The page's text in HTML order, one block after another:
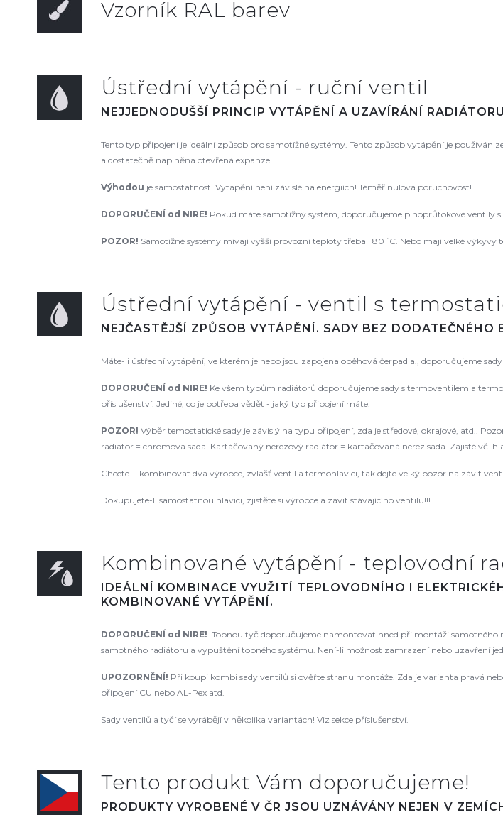
Vzorník RAL barev
Ústřední vytápění - ruční ventil
NEJJEDNODUŠŠÍ PRINCIP VYTÁPĚNÍ A UZAVÍRÁNÍ
Tento typ připojení je ideální způsob pro samotížné systémy. Tento způsob vytápění je
a dostatečně naplněná otevřená expanze.
Výhodou je samostatnost. Vytápění není závislé na energiích! Téměř nulová poruchovost!
DOPORUČENÍ od NIRE! Pokud máte samotížný systém, doporučujeme plnoprůtokové ventily
POZOR! Samotížné systémy mívají vyšší provozní teploty třeba i 80´C. Nebo mají velké výkyvy
Ústřední vytápění - ventil s
NEJČASTĚJŠÍ ZPŮSOB VYTÁPĚNÍ. SADY BEZ DODATEČNÉHO
Máte-li ústřední vytápění, ve kterém je nebo jsou zapojena oběhová čerpadla., doporučujeme
DOPORUČENÍ od NIRE! Ke všem typům radiátorů doporučujeme sady s termoventilem a
příslušenství. Jediné, co je potřeba vědět - jaký typ připojení máte.
POZOR! Výběr temostatické sady je závislý na typu připojení, zda je středové, okrajové, atd..
radiátor = chromová sada. Kartáčovaný nerezový radiátor = kartáčovaná nerez sada. Zajisté vč.
Chcete-li kombinovat dva výrobce, zvlášť ventil a termohlavici, tak dejte velký pozor na závit
Dokupujete-li samostatnou hlavici, zjistěte si výrobce a závit stávajícího ventilu!!!
Kombinované vytápění - teplovodní
IDEÁLNÍ KOMBINACE VYUŽITÍ TEPLOVODNÍHO I
KOMBINOVANÉ VYTÁPĚNÍ.
DOPORUČENÍ od NIRE! Topnou tyč doporučujeme namontovat hned při montáži samotného
samotného radiátoru a vypuštění topného systému. Není-li možnost zamrazení nebo uzavření
UPOZORNĚNÍ! Při koupi kombi sady ventilů si ověřte stranu montáže. Zda je varianta pravá
připojení CU nebo AL-Pex atd.
Sady ventilů a tyčí se vyrábějí v několika variantách! Viz sekce příslušenství.
Tento produkt Vám doporučujeme!
PRODUKTY VYROBENÉ V ČR JSOU UZNÁVÁNY NEJEN V